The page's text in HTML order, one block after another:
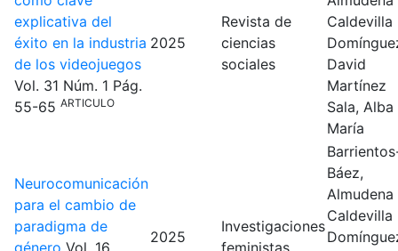
explicativa del
éxito en la industria
de los videojuegos
Vol. 31 Núm. 1 Pág.
55-65 ARTICULO
2025
Revista de
ciencias
sociales
Caldevilla
David
Martínez
Sala, Alba
María
Neurocomunicación
para el cambio de
paradigma de
género Vol. 16
2025
Investigaciones
feministas
Báez,
Almudena
Caldevilla